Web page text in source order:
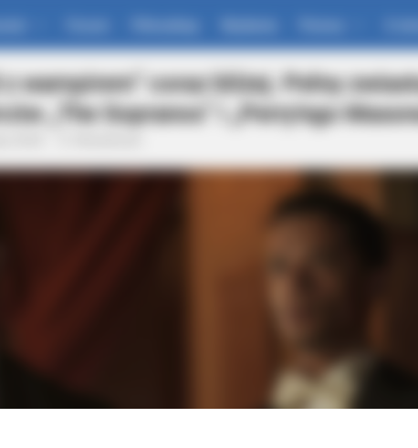
wampirem” coraz bliżej. Pełny
„The Sopranos” i „Perry'ego